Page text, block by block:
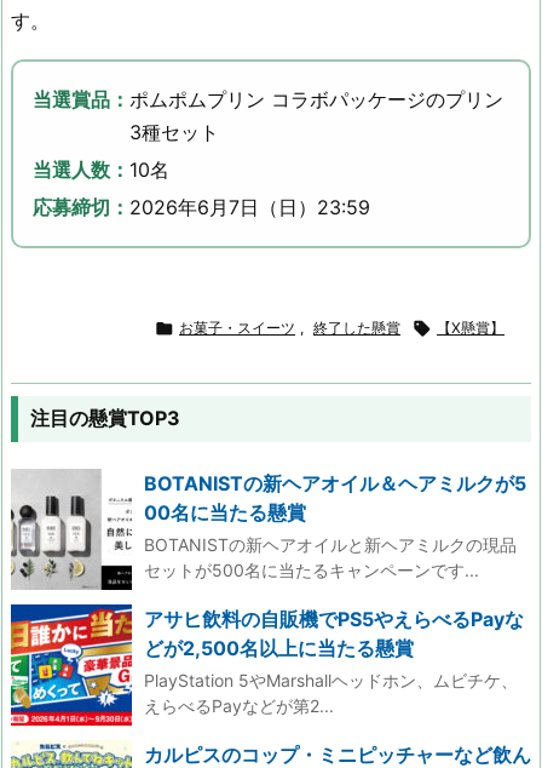
す。
当選賞品： ポムポムプリン コラボパッケージのプリン
3種セット
当選人数： 10名
応募締切： 2026年6月7日（日）23:59
 お菓子・スイーツ , 終了した懸賞  【X懸賞】
注目の懸賞TOP3
BOTANISTの新ヘアオイル＆ヘアミルクが5
00名に当たる懸賞
BOTANISTの新ヘアオイルと新ヘアミルクの現品
セットが500名に当たるキャンペーンです...
アサヒ飲料の自販機でPS5やえらべるPayな
どが2,500名以上に当たる懸賞
PlayStation 5やMarshallヘッドホン、ムビチケ、
えらべるPayなどが第2...
カルピスのコップ・ミニピッチャーなど飲ん